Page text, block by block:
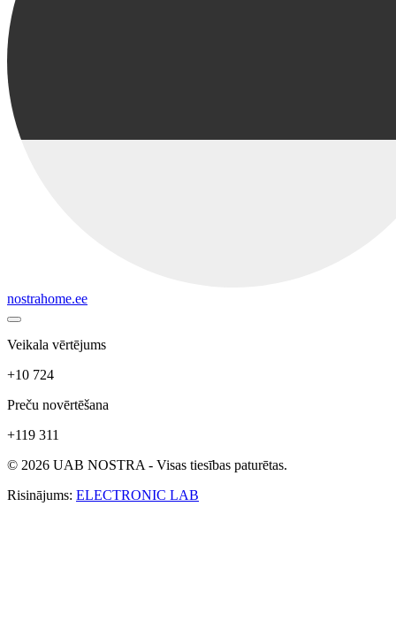
nostrahome.ee
Veikala vērtējums
+10 724
Preču novērtēšana
+119 311
© 2026 UAB NOSTRA - Visas tiesības paturētas.
Risinājums: ELECTRONIC LAB